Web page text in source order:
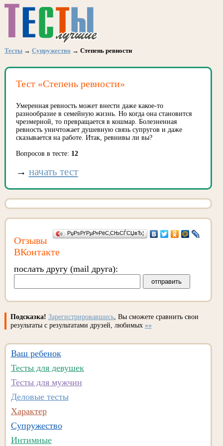
Тесты → Супружество → Степень ревности
Тест «Степень ревности»
Умеренная ревность может внести даже какое-то
разнообразие в семейную жизнь. Но когда она становится
чрезмерной, то превращается в кошмар. Болезненная
ревность уничтожает душевную связь супругов и даже
сказывается на работе. Итак, ревнивы ли вы?
Вопросов в тесте: 12
→ начать тест
РџРѕРґРµР»РёС‚СЊСЃСЏвЂ¦
Отзывы
ВКонтакте
послать другу (mail друга):
Подсказка! Зарегистрировавшись, Вы сможете сравнить свои
результаты с результатами друзей, любимых »»
Ваш ребенок
Тесты для девушек
Тесты для мужчин
Деловые тесты
Характер
Супружество
Интимные